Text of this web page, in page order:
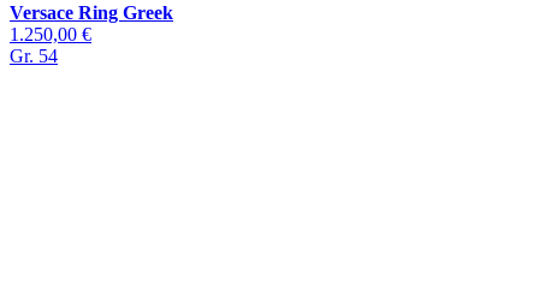
Versace Ring Greek
1.250,00 €
Gr. 54